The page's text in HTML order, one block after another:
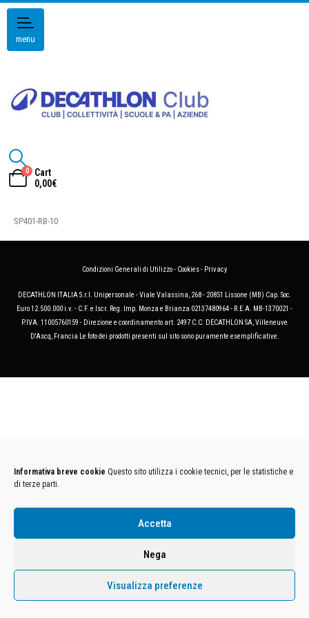
Informativa breve cookie Questo sito utilizza i cookie tecnici, per le statistiche e
di terze parti.
Accetta
Nega
Visualizza preferenze
menu
0
Cart
0,00€
SP401-RB-10
Condizioni Generali di Utilizzo- Cookies- Privacy
DECATHLON ITALIA S.r.l. Unipersonale - Viale Valassina, 268 - 20851 Lissone (MB) Cap. Soc.
Euro 12.500.000 i.v. - C.F. e Iscr. Reg. Imp. Monza e Brianza 02137480964 - R.E.A. MB-1370021 -
P.IVA. 11005760159 - Direzione e coordinamento art. 2497 C.C. DECATHLON SA, Villeneuve
D'Ascq, Francia Le foto dei prodotti presenti sul sito sono puramente esemplificative.